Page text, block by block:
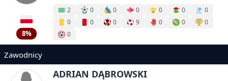
8%
2 0 0 0 0 0
0
0
0 0 9 0 0
0
0
Zawodnicy
ADRIAN DĄBROWSKI